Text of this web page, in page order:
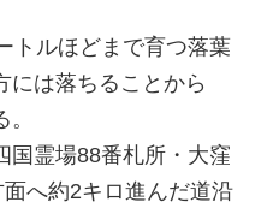
トルほどまで育つ落葉
には落ちることから
霊場88番札所・大窪
へ約2キロ進んだ道沿